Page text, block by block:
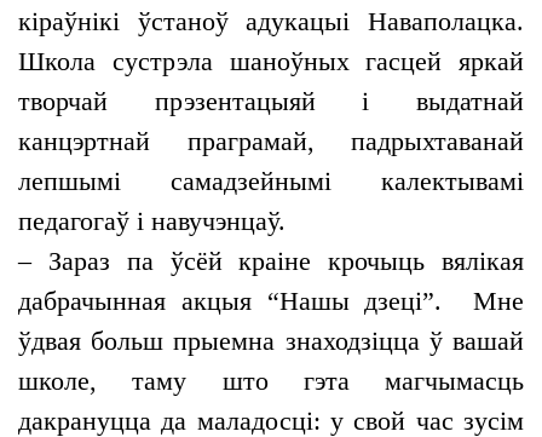
кіраўнікі ўстаноў адукацыі Наваполацка.
Школа сустрэла шаноўных гасцей яркай
творчай прэзентацыяй і выдатнай
канцэртнай праграмай, падрыхтаванай
лепшымі самадзейнымі калектывамі
педагогаў і навучэнцаў.
– Зараз па ўсёй краіне крочыць вялікая
дабрачынная акцыя “Нашы дзеці”. Мне
ўдвая больш прыемна знаходзіцца ў вашай
школе, таму што гэта магчымасць
дакрануцца да маладосці: у свой час зусім